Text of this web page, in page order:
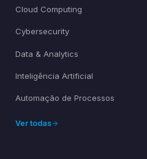
Cloud Computing
Cybersecurity
Data & Analytics
Inteligência Artificial
Automação de Processos
Ver todas